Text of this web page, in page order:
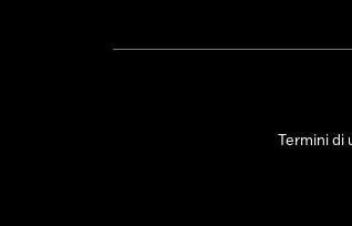
Termini di